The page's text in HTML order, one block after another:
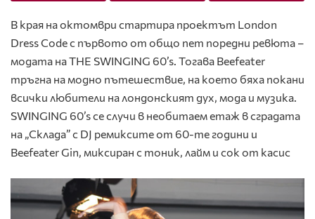
В края на октомври стартира проектът London
Dress Code с първото от общо пет поредни ревюта –
модата на THE SWINGING 60’s. Тогава Beefeater
тръгна на модно пътешествие, на което бяха покани
всички любители на лондонският дух, мода и музика.
SWINGING 60’s се случи в необитаем етаж в сградата
на „Склада” с DJ ремиксите от 60-те години и
Beefeater Gin, миксиран с тоник, лайм и сок от касис